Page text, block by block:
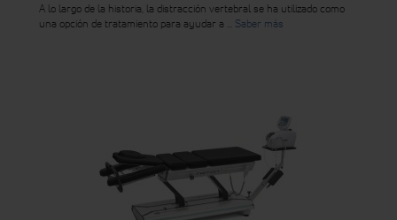
A lo largo de la historia, la distracción vertebral se ha utilizado como
una opción de tratamiento para ayudar a ... Saber más